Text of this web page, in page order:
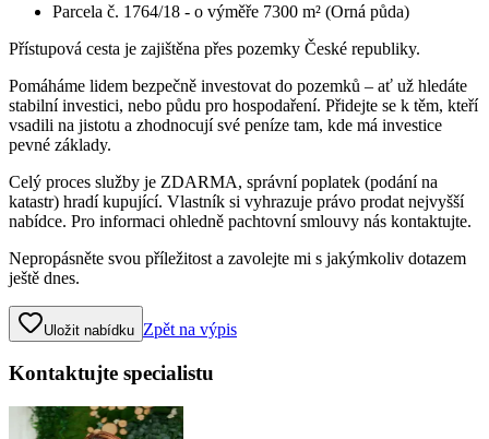
Parcela č. 1764/18 - o výměře 7300 m² (Orná půda)
Přístupová cesta je zajištěna přes pozemky České republiky.
Pomáháme lidem bezpečně investovat do pozemků – ať už hledáte
stabilní investici, nebo půdu pro hospodaření. Přidejte se k těm, kteří
vsadili na jistotu a zhodnocují své peníze tam, kde má investice
pevné základy.
Celý proces služby je ZDARMA, správní poplatek (podání na
katastr) hradí kupující. Vlastník si vyhrazuje právo prodat nejvyšší
nabídce. Pro informaci ohledně pachtovní smlouvy nás kontaktujte.
Nepropásněte svou příležitost a zavolejte mi s jakýmkoliv dotazem
ještě dnes.
Uložit nabídku Zpět na výpis
Kontaktujte specialistu